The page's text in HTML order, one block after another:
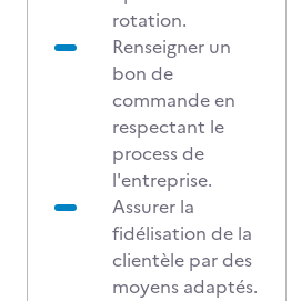
rotation.
Renseigner un
bon de
commande en
respectant le
process de
l'entreprise.
Assurer la
fidélisation de la
clientèle par des
moyens adaptés.